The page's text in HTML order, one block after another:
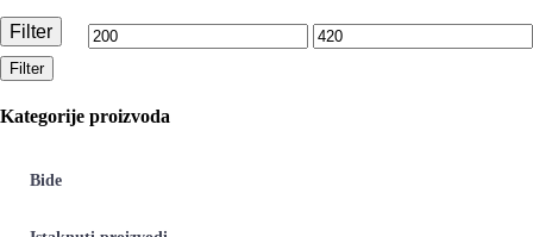
Min Maks
Filter
Filter
Kategorije proizvoda
Bide